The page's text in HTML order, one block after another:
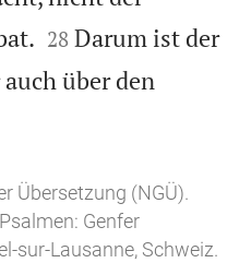


28 Darum ist der
über den
Übersetzung (NGÜ).
Genfer
sur-Lausanne, Schweiz.